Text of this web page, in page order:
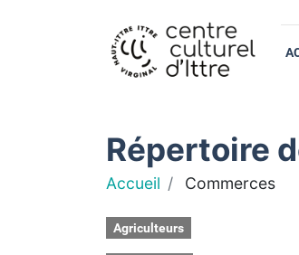
Répertoire
Accueil Commerces
Agriculteurs